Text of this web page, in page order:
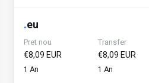
.eu
Pret nou
€8,09 EUR
1 An
Transfer
€8,09 EUR
1 An